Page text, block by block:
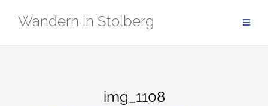
InhaltWandern in Stolberg
img_1108